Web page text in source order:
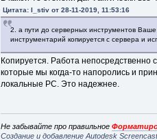
Цитата: I_stiv от 28-11-2019, 11:53:16
2. а пути до серверных инструментов
инструментарий копируется с сервера и
Копируется. Работа
которые мы когда-то напоролись и
локальные PC. Это надежнее.
Не забывайте про правильное
Создание и добавление Autodesk